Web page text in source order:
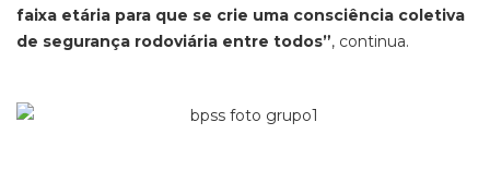
faixa etária para que se crie uma consciência coletiva
de segurança rodoviária entre todos”, continua.